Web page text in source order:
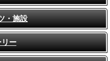
・施設
ー